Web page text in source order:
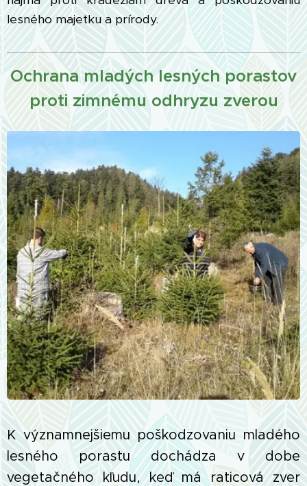
lesného majetku a prírody.
Ochrana mladých lesných porastov
proti zimnému odhryzu zverou
K významnejšiemu poškodzovaniu mladého
lesného porastu dochádza v dobe
vegetačného kľudu, keď má raticová zver